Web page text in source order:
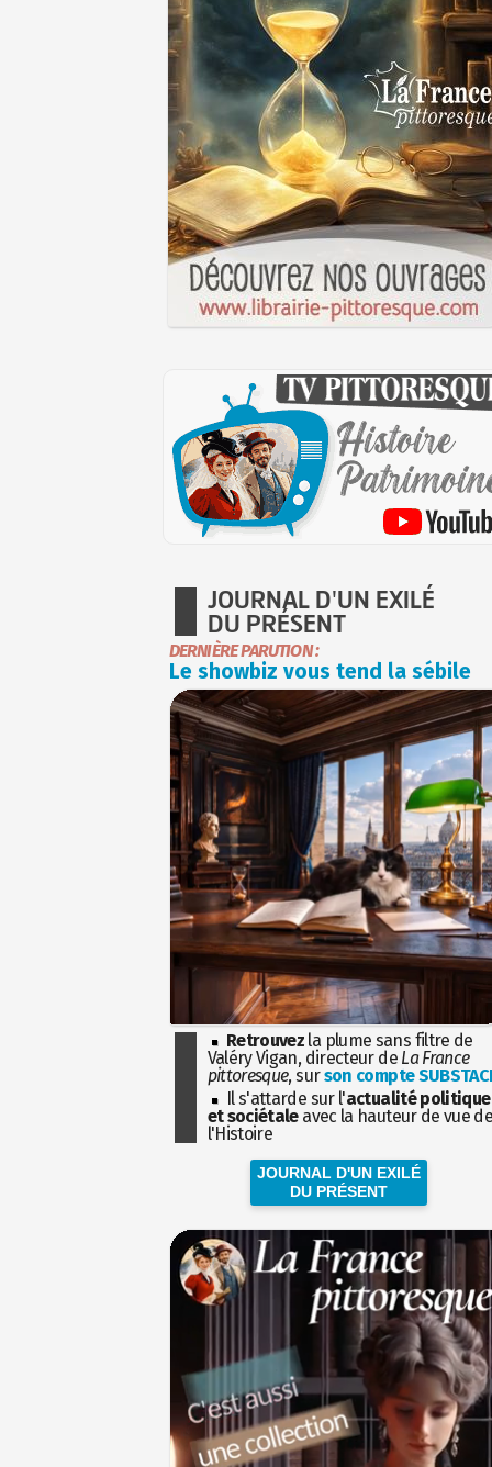
JOURNAL D'UN EXILÉ
DU PRÉSENT
DERNIÈRE PARUTION :
Le showbiz vous tend la sébile
Retrouvez la plume sans filtre de
Valéry Vigan, directeur de La France
pittoresque, surson compte
Il s'attarde sur l'actualité politique
et sociétaleavec la hauteur de vue
l'Histoire
JOURNAL D'UN EXILÉ
DU PRÉSENT